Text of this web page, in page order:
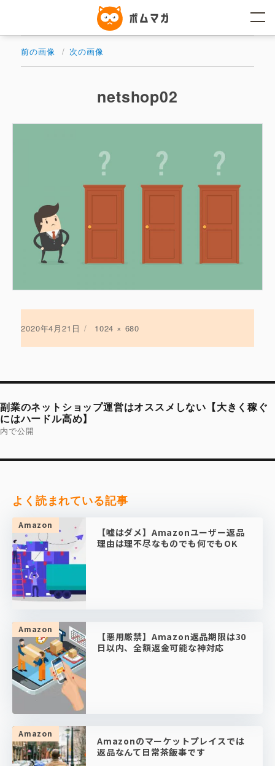
ン
前の画像 次の画像
netshop02
投
2020年4月21日
フ
ズ
1024 × 680
投
ナ
ビ
ゲ
ー
ョ
副業のネットショップ運営はオススメしない【大きく稼ぐ
にはハードル高め】
内で公開
よく読まれている記事
Amazon
【嘘はダメ】Amazonユーザー返品
理由は理不尽なものでも何でもOK
Amazon
【悪用厳禁】Amazon返品期限は30
日以内、全額返金可能な神対応
Amazon
Amazonのマーケットプレイスでは
返品なんて日常茶飯事です